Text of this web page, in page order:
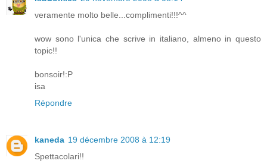
veramente molto belle...complimenti!!!^^
wow sono l'unica che scrive in italiano, almeno in questo
topic!!
bonsoir!:P
isa
Répondre
kaneda 19 décembre 2008 à 12:19
Spettacolari!!